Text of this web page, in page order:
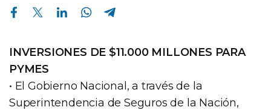
Compartir en Facebook Compartir en Twitter Compartir en Linkedin Compartir en Whatsapp
INVERSIONES DE $11.000 MILLONES PARA
PYMES
• El Gobierno Nacional, a través de la
Superintendencia de Seguros de la Nación,